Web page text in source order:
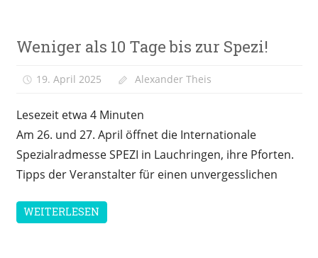
Veranstaltungen
Weniger als 10 Tage bis zur Spezi!
19. April 2025 Alexander Theis
Lesezeit etwa 4 Minuten
Am 26. und 27. April öffnet die Internationale
Spezialradmesse SPEZI in Lauchringen, ihre Pforten.
Tipps der Veranstalter für einen unvergesslichen
WEITERLESEN